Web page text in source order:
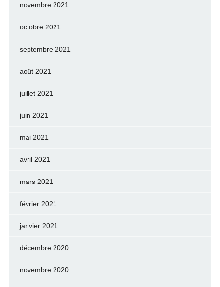
novembre 2021
octobre 2021
septembre 2021
août 2021
juillet 2021
juin 2021
mai 2021
avril 2021
mars 2021
février 2021
janvier 2021
décembre 2020
novembre 2020